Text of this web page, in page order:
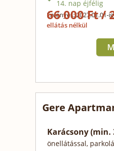
14. nap éjfélig
Érvényes: 2027.01.01-ig
66 000 Ft /
ellátás nélkül
Gere
Karácsony (min.
önellátással,